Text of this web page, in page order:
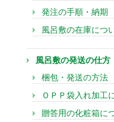
発注の手順・納期
風呂敷の在庫につ
風呂敷の発送の仕方
梱包・発送の方法
ＯＰＰ袋入れ加工
贈答用の化粧箱に